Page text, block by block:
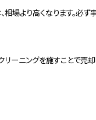
より高くなります。必ず
ーニングを施すことで売却